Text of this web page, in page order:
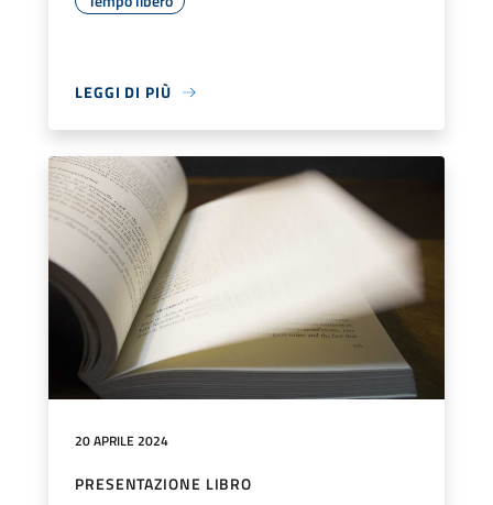
LEGGI DI PIÙ
20 APRILE 2024
PRESENTAZIONE LIBRO